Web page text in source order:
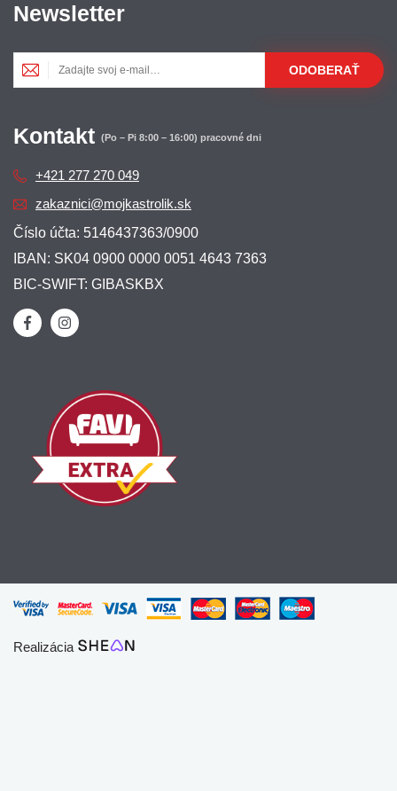
Newsletter
ODOBERAŤ
Kontakt (Po – Pi 8:00 – 16:00) pracovné dni
+421 277 270 049
zakaznici@mojkastrolik.sk
Číslo účta: 5146437363/0900
IBAN: SK04 0900 0000 0051 4643 7363
BIC-SWIFT: GIBASKBX
Realizácia